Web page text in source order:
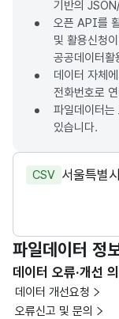
기반의
오픈 API를
및 활용신청
공공데이터활
데이터 자체
전화번호로
파일데이터는
있습니다.
CSV 서울특별
파일데이터 정
데이터 오류·개선
데이터 개선요청
오류신고 및 문의